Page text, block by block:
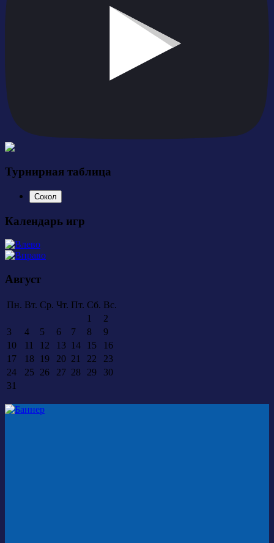
Турнирная таблица
Сокол
Календарь игр
Август
Пн. Вт. Ср. Чт. Пт. Сб. Вс.
1
2
3
4 5 6 7 8
9
10
11 12 13 14 15
16
17
18 19 20 21 22
23
24
25 26 27 28 29
30
31